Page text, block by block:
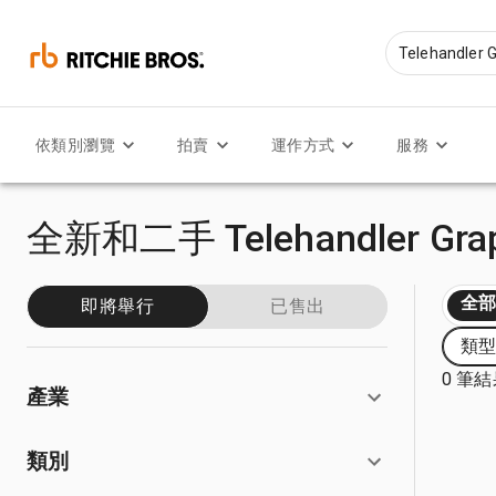
依類別瀏覽 拍賣 運作方式 服務
全新和二手 Telehandler
即將舉行 已售出
產業
類別
全部
類
0 筆結